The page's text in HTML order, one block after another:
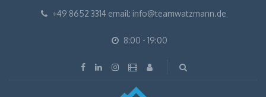
+49 8652 3314 email: info@teamwatzmann.de
8:00 - 19:00